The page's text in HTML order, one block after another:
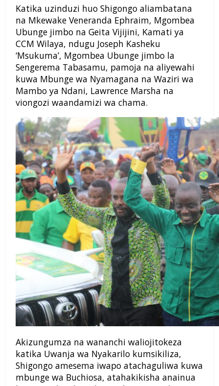
Katika uzinduzi huo Shigongo aliambatana
na Mkewake Veneranda Ephraim, Mgombea
Ubunge jimbo na Geita Vijijini, Kamati ya
CCM Wilaya, ndugu Joseph Kasheku
‘Msukuma’, Mgombea Ubunge jimbo la
Sengerema Tabasamu, pamoja na aliyewahi
kuwa Mbunge wa Nyamagana na Waziri wa
Mambo ya Ndani, Lawrence Marsha na
viongozi waandamizi wa chama.
Akizungumza na wananchi waliojitokeza
katika Uwanja wa Nyakarilo kumsikiliza,
Shigongo amesema iwapo atachaguliwa kuwa
mbunge wa Buchiosa, atahakikisha anainua